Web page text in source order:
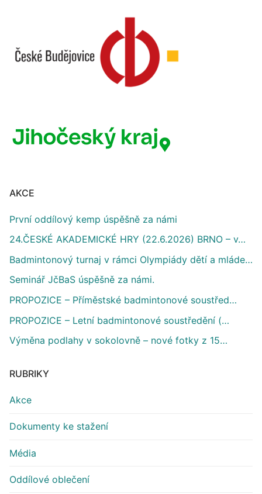
AKCE
První oddílový kemp úspěšně za námi
24.ČESKÉ AKADEMICKÉ HRY (22.6.2026) BRNO – v…
Badmintonový turnaj v rámci Olympiády dětí a mláde…
Seminář JčBaS úspěšně za námi.
PROPOZICE – Příměstské badmintonové soustřed…
PROPOZICE – Letní badmintonové soustředění (…
Výměna podlahy v sokolovně – nové fotky z 15…
RUBRIKY
Akce
Dokumenty ke stažení
Média
Oddílové oblečení